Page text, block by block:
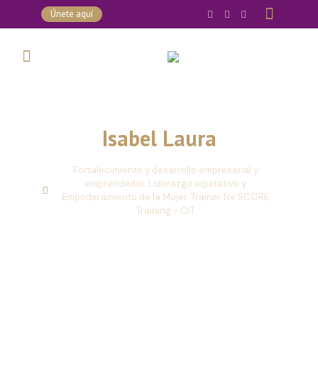
Únete aquí
Isabel Laura
Fortalecimiento y desarrollo empresarial y
emprendedor. Liderazgo equitativo y
Empoderamiento de la Mujer. Trainer for SCORE
Training - OIT